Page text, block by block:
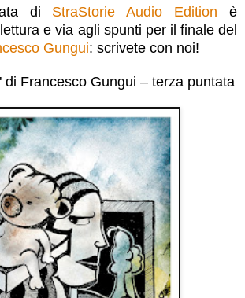
di StraStorie Audio Edition è
e via agli spunti per il finale del
Gungui: scrivete con noi!
di Francesco Gungui – terza puntata